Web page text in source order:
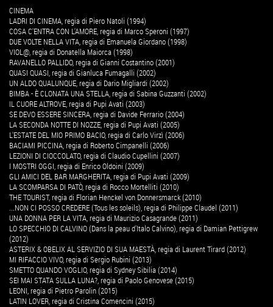
CINEMA
LADRI DI CINEMA, regia di Piero Natoli (1994)
COSA C'ENTRA CON L'AMORE, regia di Marco Speroni (1997)
DUE VOLTE NELLA VITA, regia di Emanuela Giordano (1998)
VIOL@, regia di Donatella Maiorca (1998)
RAVANELLO PALLIDO, regia di Gianni Costantino (2001)
QUASI QUASI, regia di Gianluca Fumagalli (2002)
UN ALDO QUALUNQUE, regia di Dario Migliardi (2002)
BIMBA - È CLONATA UNA STELLA, regia di Sabina Guzzanti (2002)
IL CUORE ALTROVE, regia di Pupi Avati (2003)
SE DEVO ESSERE SINCERA, regia di Davide Ferrario (2004)
LA SECONDA NOTTE DI NOZZE, regia di Pupi Avati (2005)
L'ESTATE DEL MIO PRIMO BACIO, regia di Carlo Virzì (2006)
BACIAMI PICCINA, regia di Roberto Cimpanelli (2006)
LEZIONI DI CIOCCOLATO, regia di Claudio Cupellini (2007)
I MOSTRI OGGI, regia di Enrico Oldoini (2009)
GLI AMICI DEL BAR MARGHERITA, regia di Pupi Avati (2009)
LA SCOMPARSA DI PATÒ, regia di Rocco Mortelliti (2010)
THE TOURIST, regia di Florian Henckel von Donnersmarck (2010)
...NON CI POSSO CREDERE (Tous les soleils), regia di Philippe Claudel (2011)
UNA DONNA PER LA VITA, regia di Maurizio Casagrande (2011)
LO SPECCHIO DI CALVINO (Dans la peau d'Italo Calvino), regia di Damian Pettigrew
(2012)
ASTERIX & OBELIX AL SERVIZIO DI SUA MAESTÀ, regia di Laurent Tirard (2012)
MI RIFACCIO VIVO, regia di Sergio Rubini (2013)
SMETTO QUANDO VOGLIO, regia di Sydney Sibilia (2014)
SEI MAI STATA SULLA LUNA?, regia di Paolo Genovese (2015)
LEONI, regia di Pietro Parolin (2015)
LATIN LOVER, regia di Cristina Comencini (2015)